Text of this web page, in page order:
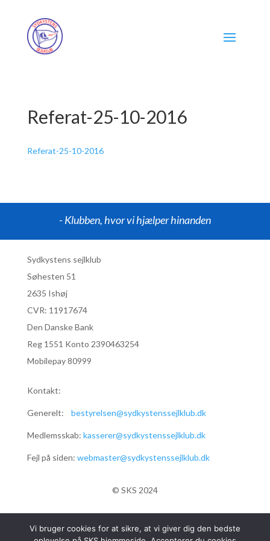
Referat-25-10-2016
Referat-25-10-2016
- Klubben, hvor vi hjælper hinanden
Sydkystens sejlklub
Søhesten 51
2635 Ishøj
CVR: 11917674
Den Danske Bank
Reg 1551 Konto 2390463254
Mobilepay 80999
Kontakt:
Generelt: bestyrelsen@sydkystenssejlklub.dk
Medlemsskab: kasserer@sydkystenssejlklub.dk
Fejl på siden: webmaster@sydkystenssejlklub.dk
© SKS 2024
Vi bruger cookies for at sikre, at vi giver dig den bedste